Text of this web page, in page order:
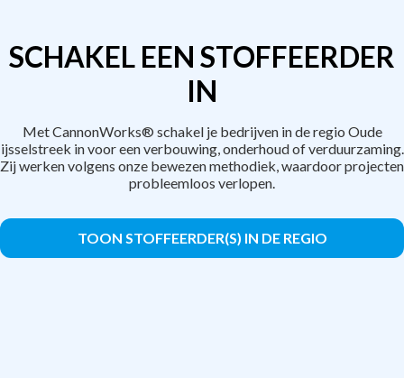
SCHAKEL EEN STOFFEERDER
IN
Met CannonWorks® schakel je bedrijven in de regio Oude
ijsselstreek in voor een verbouwing, onderhoud of verduurzaming.
Zij werken volgens onze bewezen methodiek, waardoor projecten
probleemloos verlopen.
TOON STOFFEERDER(S) IN DE REGIO